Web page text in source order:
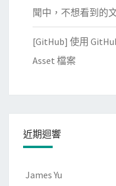
聞中，不想看到的
[GitHub] 使用
Asset 檔案
近期迴響
James Yu